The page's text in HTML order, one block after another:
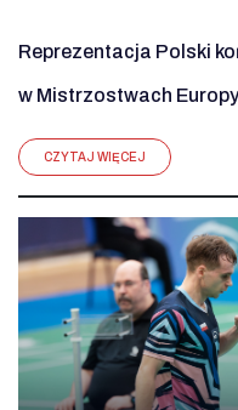
Reprezentacja Polski
w Mistrzostwach
CZYTAJ WIĘCEJ